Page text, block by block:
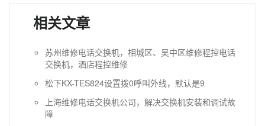
相关文章
苏州维修电话交换机，相城区、吴中区维修程控电话
交换机，酒店程控维修
松下KX-TES824设置拨0呼叫外线，默认是9
上海维修电话交换机公司，解决交换机安装和调试故
障